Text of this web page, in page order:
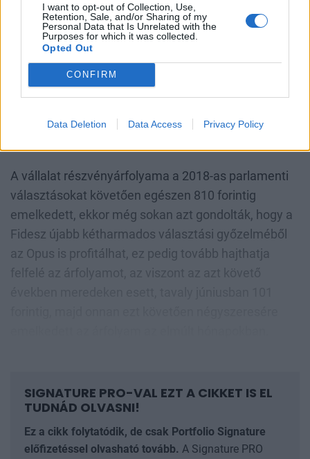
I want to opt-out of Collection, Use,
Retention, Sale, and/or Sharing of my
Personal Data that Is Unrelated with the
Purposes for which it was collected.
Opted Out
CONFIRM
Data Deletion Data Access Privacy Policy
elemző, ami több mint 30 százalékos
felértékelődési potenciált jelent a jelenlegi
árfolyamszinthez viszonyítva.
Mit mutat a technika?
Az elmúlt napok eseményeit követően megnéztük,
A vállalat részvényárfolyama a 2018-as parlamenti
választásokat követően egészen 810 forintig
emelkedett, ekkor még sokan azt gondolták, hogy a
Fidesz újabb kétharmados választási győzelméből
az Opus is profitálhat, ez pedig tovább hajthatja
SIGNATURE PRO-VAL EZT A CIKKET IS EL
TUDNÁD OLVASNI!
Ez a cikk folytatódik, de csak Portfolio Signature
előfizetéssel olvasható tovább. A Signature PRO